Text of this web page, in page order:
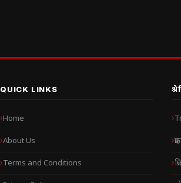
QUICK LINKS
Home
About Us
Terms and Conditions